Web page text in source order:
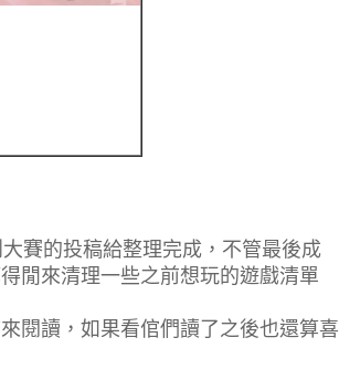
的投稿給整理完成，不管最後成
閒來清理一些之前想玩的遊戲清單
讀，如果看倌們讀了之後也還算喜